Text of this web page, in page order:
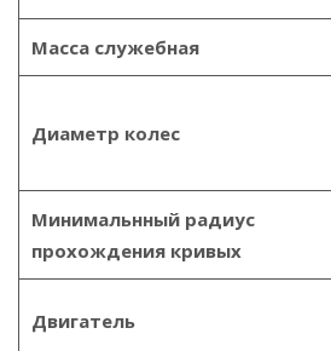
Масса служебная
Диаметр колес
Минимальнный радиус
прохождения кривых
Двигатель